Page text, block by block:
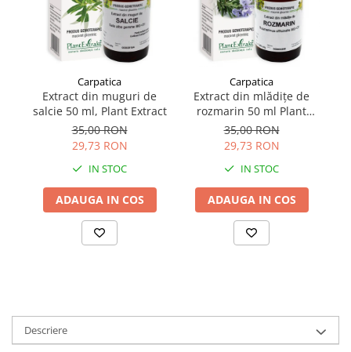
Carpatica
Extract din muguri de
salcie 50 ml, Plant Extract
35,00 RON
29,73 RON
IN STOC
ADAUGA IN COS
Carpatica
Extract din mlădițe de
rozmarin 50 ml Plant
Extract
35,00 RON
29,73 RON
IN STOC
ADAUGA IN COS
Descriere